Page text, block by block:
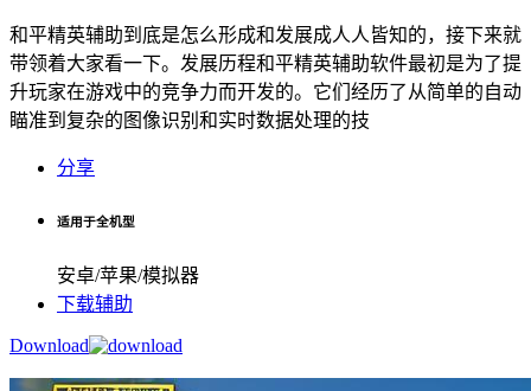
和平精英辅助到底是怎么形成和发展成人人皆知的，接下来就
带领着大家看一下。发展历程和平精英辅助软件最初是为了提
升玩家在游戏中的竞争力而开发的。它们经历了从简单的自动
瞄准到复杂的图像识别和实时数据处理的技
分享
适用于全机型
安卓/苹果/模拟器
下载辅助
Download